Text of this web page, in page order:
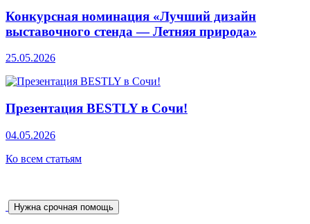
Конкурсная номинация «Лучший дизайн
выставочного стенда — Летняя природа»
25.05.2026
Презентация BESTLY в Сочи!
04.05.2026
Ко всем статьям
Нужна срочная помощь